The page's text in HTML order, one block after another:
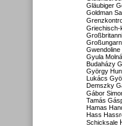
Gläubiger
Goldman
Griechisch-
Großungarn
Gyula
Budaházy
György
Lukács
Demszky
Gábor
Tamás
Hamas
Hass
Schicksale